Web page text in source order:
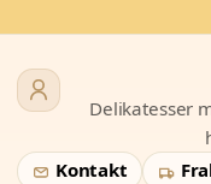
Delikatesser
Kontakt